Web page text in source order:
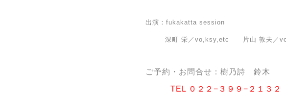
出演：fukakatta session
深町 栄／vo,ksy,etc 片山 敦夫／
ご予約・お問合せ：樹乃詩 鈴木
TEL ０２２−３９９−２１３２